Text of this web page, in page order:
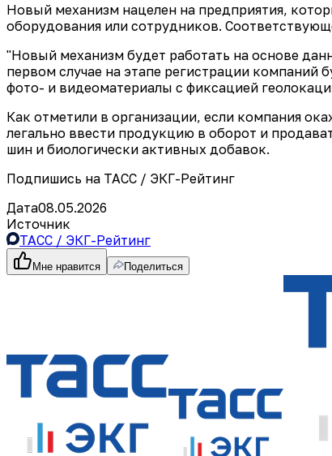
Новый механизм нацелен на предприятия,
оборудования или сотрудников.
"Новый механизм будет работать на основе
первом случае на этапе регистрации компаний
фото- и видеоматериалы с фиксацией
Как отметили в организации, если компания
легально ввести продукцию в оборот и
шин и биологически активных добавок.
Подпишись на ТАСС / ЭКГ-Рейтинг
Дата08.05.2026
Источник
ТАСС / ЭКГ-Рейтинг
Мне нравится Поделиться